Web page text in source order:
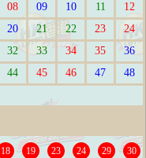
08 09 10 11
12
20 21 22 23
24
32 33 34 35
36
44 45 46 47
48
18 19 23 24 29
30